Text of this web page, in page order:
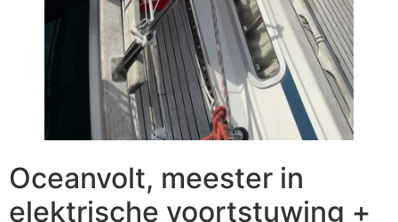
Oceanvolt, meester in
elektrische voortstuwing +